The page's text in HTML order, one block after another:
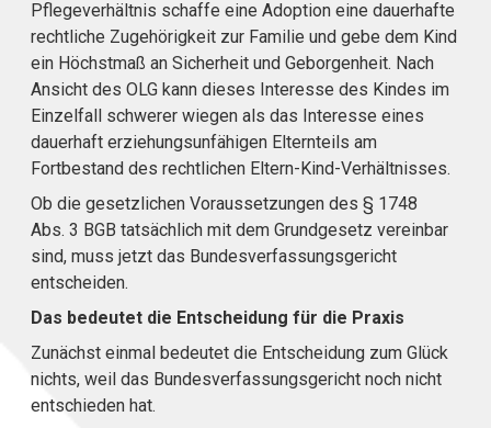
Pflegeverhältnis schaffe eine Adoption eine dauerhafte
rechtliche Zugehörigkeit zur Familie und gebe dem Kind
ein Höchstmaß an Sicherheit und Geborgenheit. Nach
Ansicht des OLG kann dieses Interesse des Kindes im
Einzelfall schwerer wiegen als das Interesse eines
dauerhaft erziehungsunfähigen Elternteils am
Fortbestand des rechtlichen Eltern-Kind-Verhältnisses.
Ob die gesetzlichen Voraussetzungen des § 1748
Abs. 3 BGB tatsächlich mit dem Grundgesetz vereinbar
sind, muss jetzt das Bundesverfassungsgericht
entscheiden.
Das bedeutet die Entscheidung für die Praxis
Zunächst einmal bedeutet die Entscheidung zum Glück
nichts, weil das Bundesverfassungsgericht noch nicht
entschieden hat.